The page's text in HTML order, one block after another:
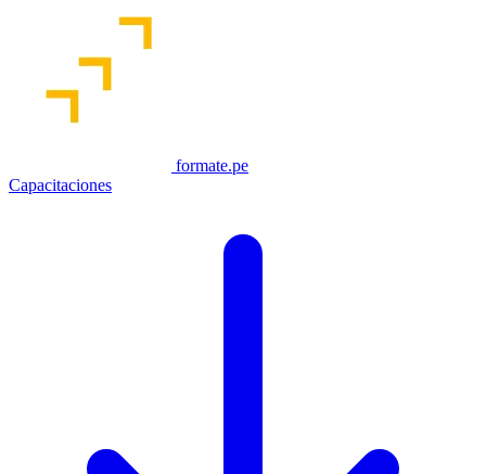
formate.pe
Capacitaciones